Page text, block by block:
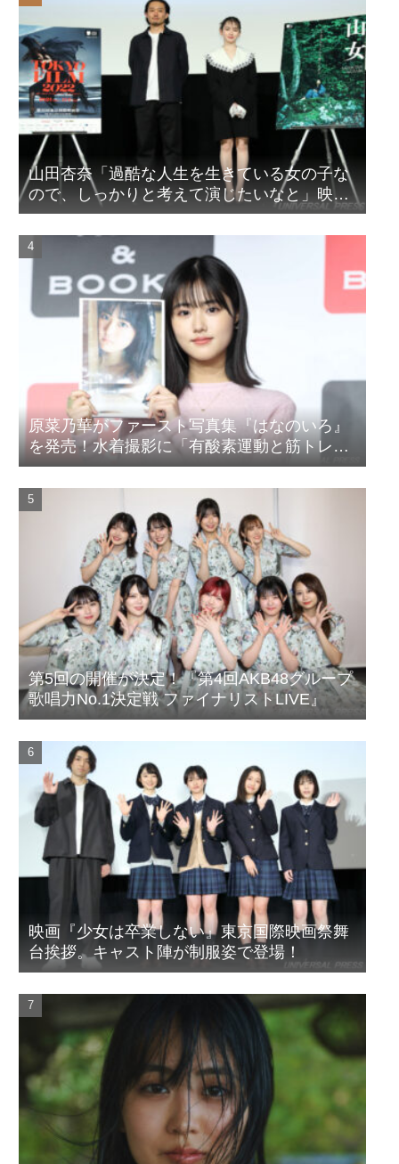
山田杏奈「過酷な人生を生きている女の子な
ので、しっかりと考えて演じたいなと」映画
『山女』東京国際映画祭Q&A
原菜乃華がファースト写真集『はなのいろ』
を発売！水着撮影に「有酸素運動と筋トレを
頑張りました」
第5回の開催が決定！『第4回AKB48グループ
歌唱力No.1決定戦 ファイナリストLIVE』
映画『少女は卒業しない』東京国際映画祭舞
台挨拶。キャスト陣が制服姿で登場！